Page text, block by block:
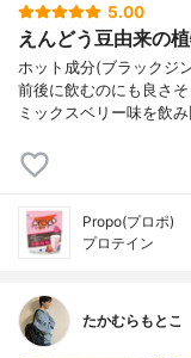
5.00
えんどう豆由来の
ホット成分(ブラックジ
前後に飲むのにも良さ
ミックスベリー味を飲
Propo(プロポ)
プロテイン
たかむらもとこ